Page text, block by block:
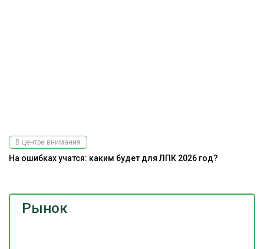
Рынок
В центре внимания
На ошибках учатся: каким будет для ЛПК 2026 год?